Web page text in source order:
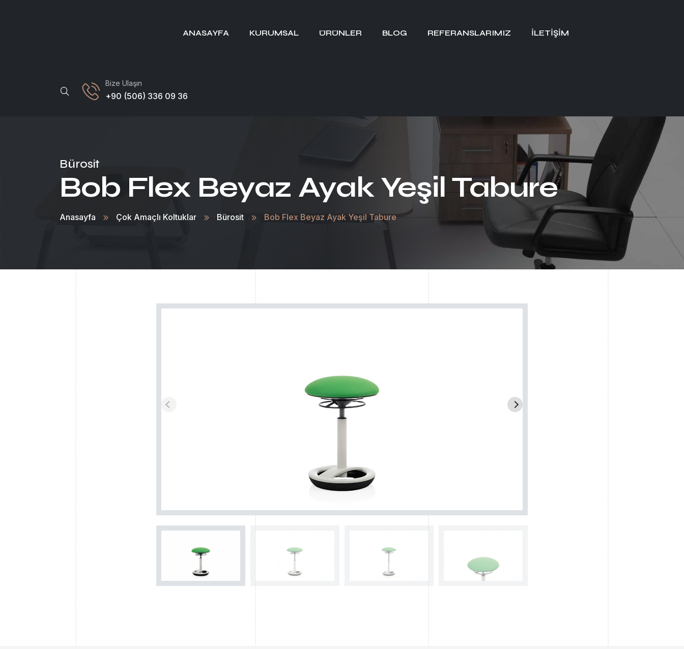
ANASAYFA KURUMSAL ÜRÜNLER BLOG REFERANSLARIMIZ İLETIŞIM
Bize Ulaşın
+90 (506) 336 09 36
Bürosit
Bob Flex Beyaz Ayak Yeşil Tabure
Anasayfa Çok Amaçlı Koltuklar Bürosit Bob Flex Beyaz Ayak Yeşil Tabure